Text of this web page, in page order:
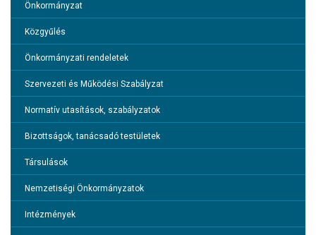
Önkormányzat
Önkormányzat
Közgyűlés
Önkormányzati rendeletek
Szervezeti és Működési Szabályzat
Normatív utasítások, szabályzatok
Bizottságok, tanácsadó testületek
Társulások
Nemzetiségi Önkormányzatok
Intézmények
Polgármesteri Hivatal
Bor, turizmus, szabadidő
Gazdaság
Információk
Közérdekű Adatok
VESZÉLYHELYZETTEL KAPCSOLATOS TÁJÉKOZTATÓK
Átláthatóság
Zöld város